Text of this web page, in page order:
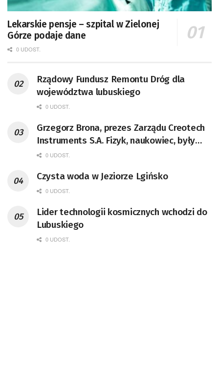
Lekarskie pensje – szpital w Zielonej
Górze podaje dane
0 UDOST.
Rządowy Fundusz Remontu Dróg dla
województwa lubuskiego
0 UDOST.
Grzegorz Brona, prezes Zarządu Creotech
Instruments S.A. Fizyk, naukowiec, były
pracownik CERN w Genewie,
doktor habilitowany nauk fizycznych,
koordynator Rady Sektorowej ds.
Kosmicznego oraz członek Komitetu
Badań Kosmicznych i Satelitarnych PAN.
0 UDOST.
Czysta woda w Jeziorze Lgińsko
0 UDOST.
Lider technologii kosmicznych wchodzi do
Lubuskiego
0 UDOST.